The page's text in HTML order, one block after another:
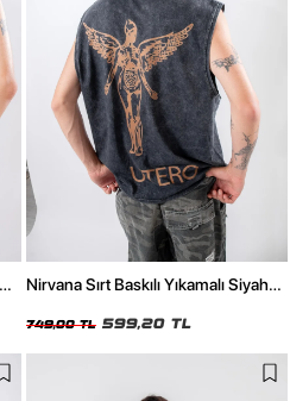
Nirvana Sırt Baskılı Yıkamalı Siyah
749,00 TL 599,20 TL